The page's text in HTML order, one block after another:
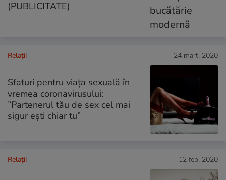
(PUBLICITATE)
Relații 24 mart. 2020
Sfaturi pentru viața sexuală în
vremea coronavirusului:
”Partenerul tău de sex cel mai
sigur ești chiar tu”
Relații 12 feb. 2020